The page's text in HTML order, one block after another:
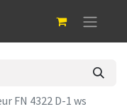
FN 4322 D-1 ws